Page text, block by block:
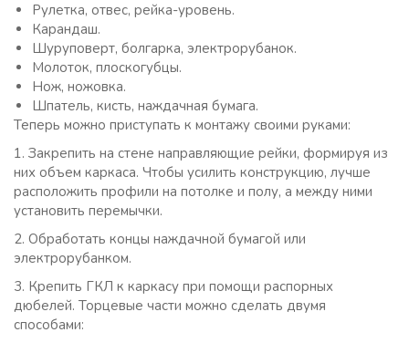
Рулетка, отвес, рейка-уровень.
Карандаш.
Шуруповерт, болгарка, электрорубанок.
Молоток, плоскогубцы.
Нож, ножовка.
Шпатель, кисть, наждачная бумага.
Теперь можно приступать к монтажу своими руками:
1. Закрепить на стене направляющие рейки, формируя из
них объем каркаса. Чтобы усилить конструкцию, лучше
расположить профили на потолке и полу, а между ними
установить перемычки.
2. Обработать концы наждачной бумагой или
электрорубанком.
3. Крепить ГКЛ к каркасу при помощи распорных
дюбелей. Торцевые части можно сделать двумя
способами: